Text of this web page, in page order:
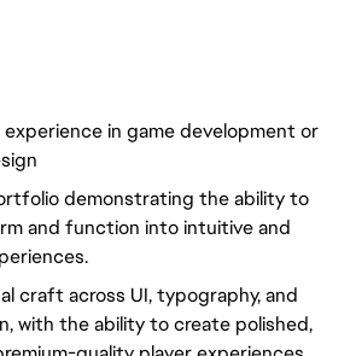
in game development or
demonstrating the ability to
and function into intuitive and
craft across UI, typography, and
with the ability to create polished,